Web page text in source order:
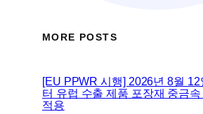
MORE POSTS
[EU PPWR 시행] 2026년 8월 12
터 유럽 수출 제품 포장재 중금속
적용